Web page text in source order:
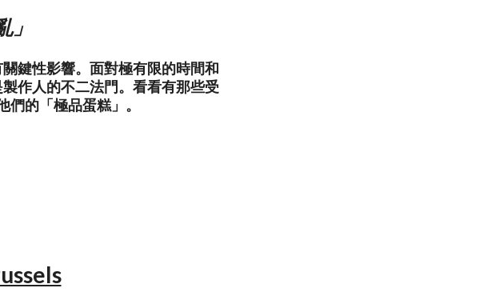
」
鍵性影響。面對極有限的時間和
作人的不二法門。看看有那些受
的「極品蛋糕」。